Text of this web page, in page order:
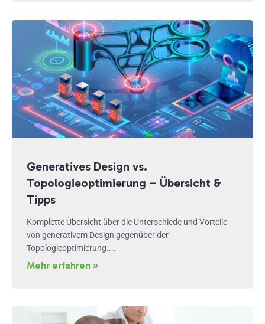
Generatives Design vs.
Topologieoptimierung – Übersicht &
Tipps
Komplette Übersicht über die Unterschiede und Vorteile
von generativem Design gegenüber der
Topologieoptimierung....
Mehr erfahren »